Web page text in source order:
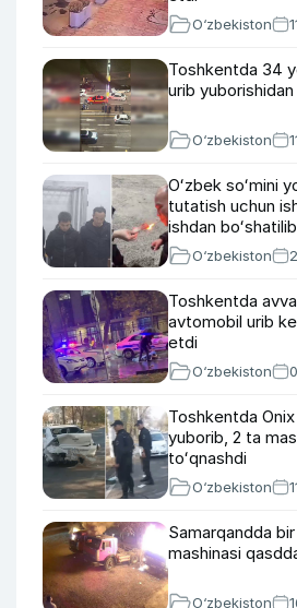
O‘zbekiston
Toshkentda 34
urib
O‘zbekiston
Oʻzbek soʻmini
tutatish uchun
ishdan
O‘zbekiston
Toshkentda
avtomobil urib
etdi
O‘zbekiston
Toshkentda
yuborib, 2 ta
toʻqnashdi
O‘zbekiston
Samarqandda
mashinasi
O‘zbekiston